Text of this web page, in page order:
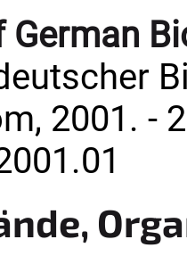
German
2001. -